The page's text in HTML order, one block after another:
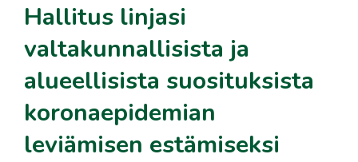
Hallitus linjasi
valtakunnallisista ja
alueellisista suosituksista
koronaepidemian
leviämisen estämiseksi